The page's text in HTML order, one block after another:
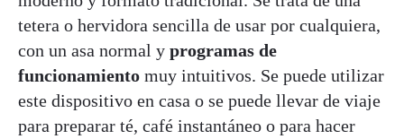
tetera o hervidora sencilla de usar por cualquiera,
con un asa normal y programas de
funcionamiento muy intuitivos. Se puede utilizar
este dispositivo en casa o se puede llevar de viaje
para preparar té, café instantáneo o para hacer